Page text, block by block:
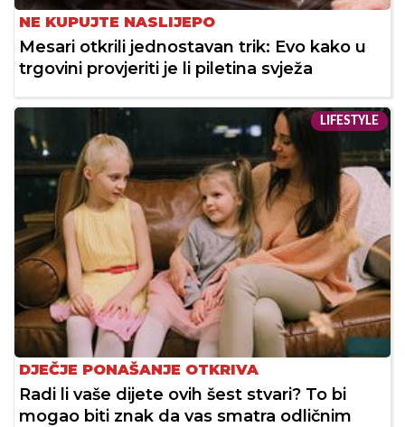
NE KUPUJTE NASLIJEPO
Mesari otkrili jednostavan trik: Evo kako u
trgovini provjeriti je li piletina svježa
LIFESTYLE
DJEČJE PONAŠANJE OTKRIVA
Radi li vaše dijete ovih šest stvari? To bi
mogao biti znak da vas smatra odličnim